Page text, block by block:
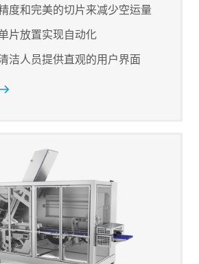
度和完美的切片来减少空运量
片放置实现自动化
洁人员提供直观的用户界面